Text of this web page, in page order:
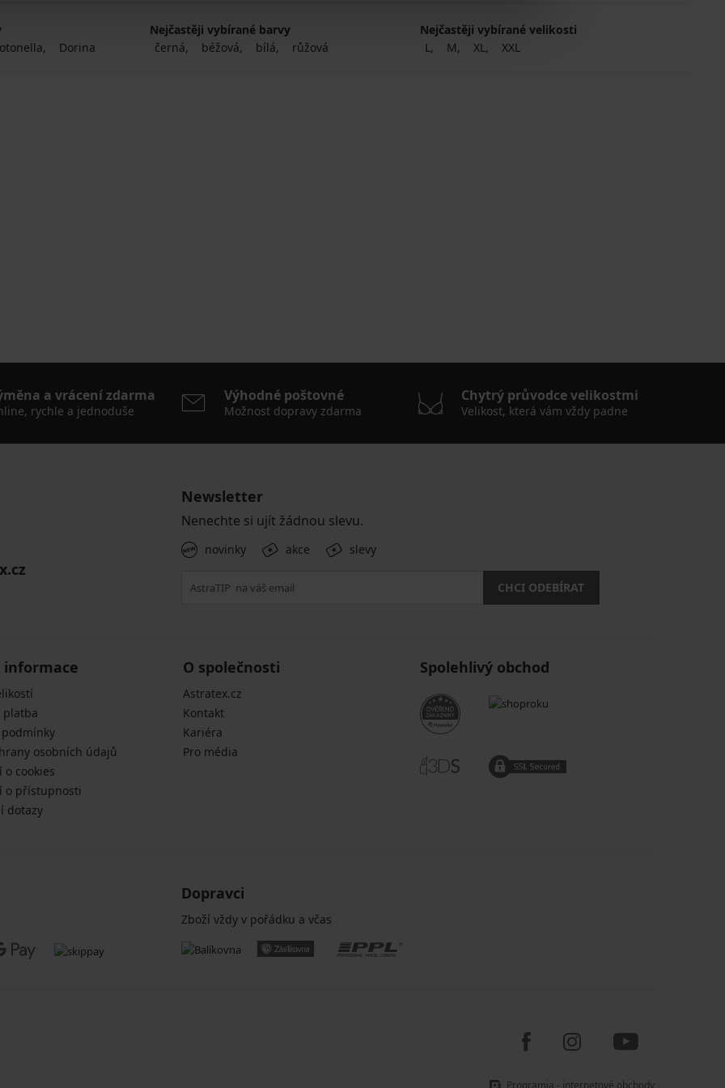
Dorina
Nejčastěji vybírané barvy
černá
béžová bílá růžová
Nejčastěji vybírané velikosti
L
M XL XXL
a vrácení zdarma
rychle a jednoduše
Výhodné poštovné
Možnost dopravy zdarma
Chytrý průvodce velikostmi
Velikost, která vám vždy padne
Newsletter
Nenechte si ujít žádnou slevu.
novinky akce slevy
CHCI ODEBÍRAT
informace
platba
osobních údajů
o cookies
o přístupnosti
dotazy
O společnosti
Astratex.cz
Kontakt
Kariéra
Pro média
Spolehlivý obchod
Dopravci
Zboží vždy v pořádku a včas
Programia - internetové obchody